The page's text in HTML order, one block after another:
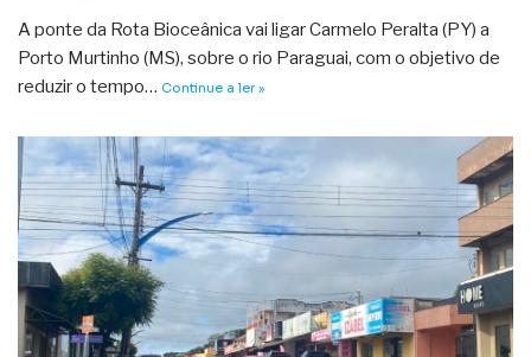
A ponte da Rota Bioceânica vai ligar Carmelo Peralta (PY) a
Porto Murtinho (MS), sobre o rio Paraguai, com o objetivo de
reduzir o tempo… Continue a ler »